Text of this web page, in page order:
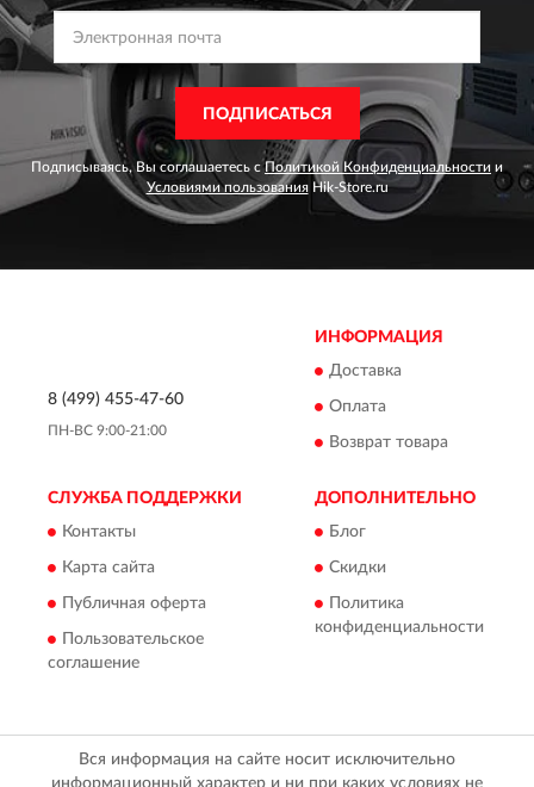
ПОДПИСАТЬСЯ
Подписываясь, Вы соглашаетесь сПолитикой Конфиденциальности и
Условиями пользованияHik-Store.ru
8 (499) 455-47-60
ПН-ВС 9:00-21:00
ИНФОРМАЦИЯ
Доставка
Оплата
Возврат товара
СЛУЖБА ПОДДЕРЖКИ
Контакты
Карта сайта
Публичная оферта
Пользовательское
соглашение
ДОПОЛНИТЕЛЬНО
Блог
Скидки
Политика
конфиденциальности
Вся информация на сайте носит исключительно
информационный характер и ни при каких условиях не